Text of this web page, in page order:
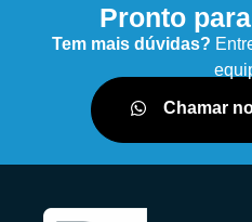
Pronto
Tem mais dúvidas?
Chamar